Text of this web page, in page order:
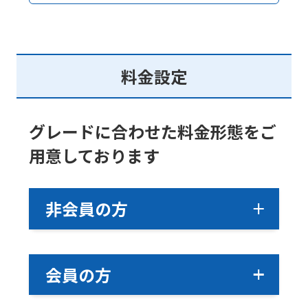
料金設定
グレードに合わせた料金形態をご
用意しております
非会員の方
会員の方
automatically
into
English.
Click
the
link
below
(start
translation)
to
to